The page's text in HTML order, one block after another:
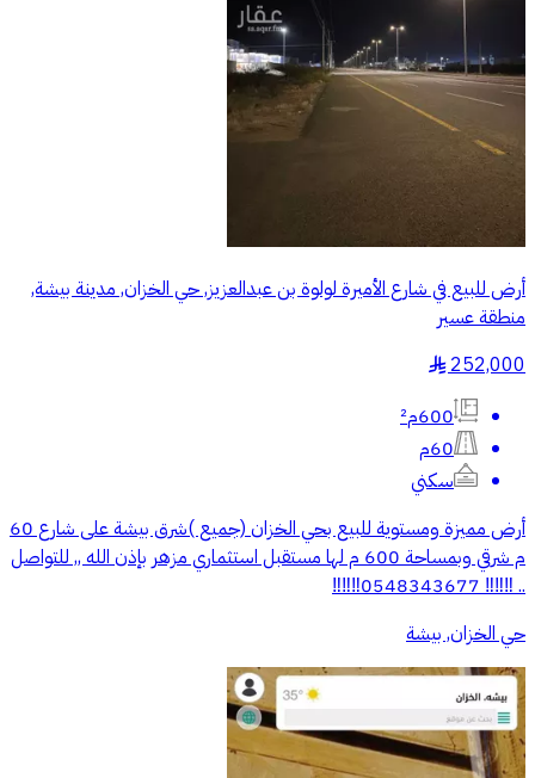
أرض للبيع في شارع الأميرة لولوة بن عبدالعزيز, حي الخزان, مدينة بيشة,
منطقة عسير
252,000
§
600م²
60م
سكني
أرض مميزة ومستوية للبيع بحي الخزان (جميع )شرق بيشة على شارع 60
م شرقي وبمساحة 600 م لها مستقبل استثماري مزهر بإذن الله ,, للتواصل
.. ‼️‼️‼️ 0548343677‼️‼️‼️
حي الخزان, بيشة